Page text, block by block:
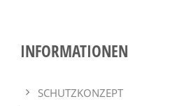
INFORMATIONEN
SCHUTZKONZEPT